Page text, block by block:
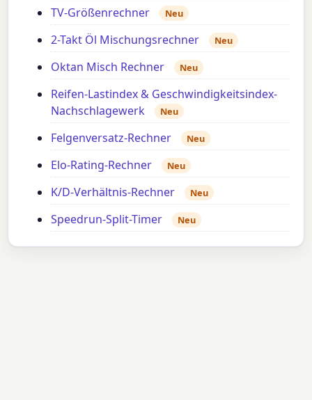
TV-Größenrechner Neu
2-Takt Öl Mischungsrechner Neu
Oktan Misch Rechner Neu
Reifen-Lastindex & Geschwindigkeitsindex-
Nachschlagewerk
Neu
Felgenversatz-Rechner Neu
Elo-Rating-Rechner Neu
K/D-Verhältnis-Rechner Neu
Speedrun-Split-Timer Neu